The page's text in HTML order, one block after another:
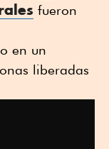
fueron
en un
liberadas